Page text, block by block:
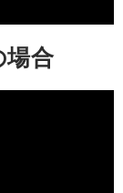
場合